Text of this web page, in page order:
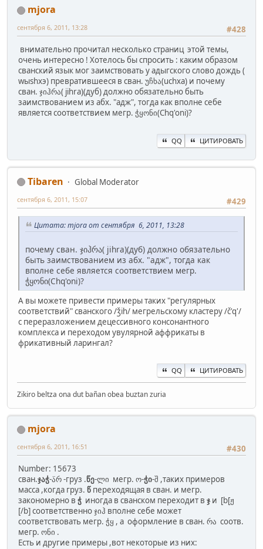
mjora
#428
сентября 6, 2011, 13:28
внимательно прочитал несколько страниц этой темы,
очень интересно ! Хотелось бы спросить : каким образом
сванский язык мог заимствовать у адыгского слово дождь (
wыshxэ) превратившееся в сван. უჩხა(uchxa) и почему
сван. ჯიჰრა( jihra)(дуб) должно обязательно быть
заимствованием из абх. "адж", тогда как вполне себе
является соответствием мегр. ჭყონი(Сhq'oni)?
QQ ЦИТИРОВАТЬ
Tibaren
Global Moderator
#429
сентября 6, 2011, 15:07
Цитата: mjora от сентября 6, 2011, 13:28
почему сван. ჯიჰრა( jihra)(дуб) должно обязательно
быть заимствованием из абх. "адж", тогда как
вполне себе является соответствием мегр.
ჭყონი(Сhq'oni)?
А вы можете привести примеры таких "регулярных
соответствий" сванского /ǯih/ мегрельскому кластеру /č'q'/
c переразложением децессивного консонантного
комплекса и переходом увулярной аффрикаты в
фрикативный ларингал?
QQ ЦИТИРОВАТЬ
Zikiro beltza ona dut bañan obea buztan zuria
mjora
#430
сентября 6, 2011, 16:51
Number: 15673
сван.ჯაჭ-ა̈რ -груз .წე-ლი мегр. ო-ჭი-შ ,таких примеров
масса ,когда груз. წ переходящая в сван. и мегр.
закономерно в ჭ иногда в сванском переходит в ჯи [b[ჟ
[/b] соответственно ჯიჰ вполне себе может
соответствовать мегр. ჭყ , а оформление в сван. რა соотв.
мегр. ონი .
Есть и другие примеры ,вот некоторые из них: